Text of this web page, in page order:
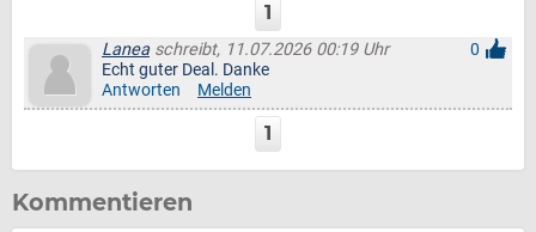
1
Lanea schreibt, 11.07.2026 00:19 Uhr
0
Echt guter Deal. Danke
Antworten
Melden
1
Kommentieren